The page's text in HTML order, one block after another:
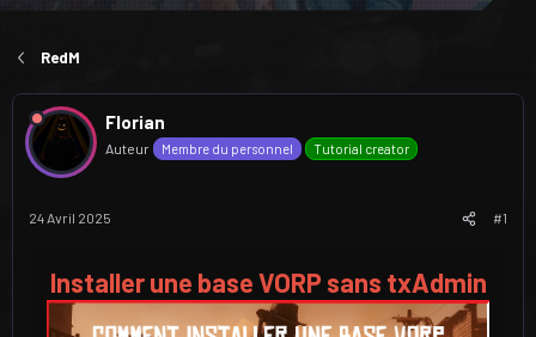
e
r
d
u
u
e
RedM
Florian
Auteur Membre du personnel Tutorial creator
24 Avril 2025 #1
Installer une base VORP sans txAdmin